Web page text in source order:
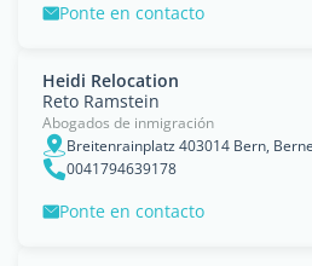
Ponte en contacto
Heidi Relocation
Reto Ramstein
Abogados de inmigración
Breitenrainplatz 403014 Bern,
0041794639178
Ponte en contacto